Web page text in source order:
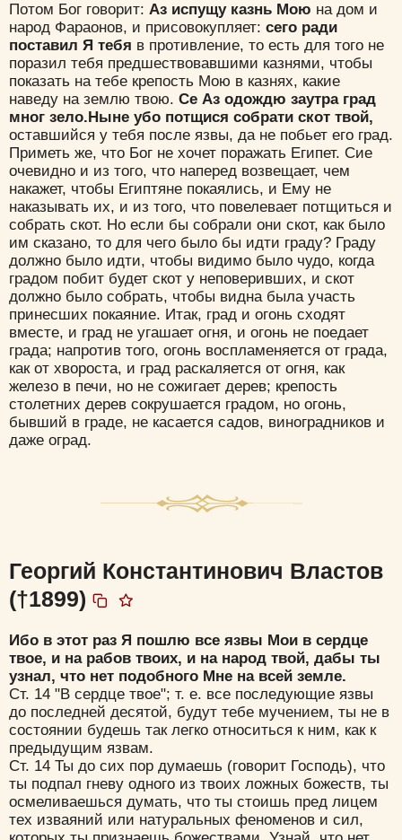
Потом Бог говорит: Аз испущу казнь Мою на дом и
народ Фараонов, и присовокупляет: сего ради
поставил Я тебя в противление, то есть для того не
поразил тебя предшествовавшими казнями, чтобы
показать на тебе крепость Мою в казнях, какие
наведу на землю твою. Се Аз одождю заутра град
мног зело. Ныне убо потщися собрати скот твой,
оставшийся у тебя после язвы, да не побьет его град.
Приметь же, что Бог не хочет поражать Египет. Сие
очевидно и из того, что наперед возвещает, чем
накажет, чтобы Египтяне покаялись, и Ему не
наказывать их, и из того, что повелевает потщиться и
собрать скот. Но если бы собрали они скот, как было
им сказано, то для чего было бы идти граду? Граду
должно было идти, чтобы видимо было чудо, когда
градом побит будет скот у неповеривших, и скот
должно было собрать, чтобы видна была участь
принесших покаяние. Итак, град и огонь сходят
вместе, и град не угашает огня, и огонь не поедает
града; напротив того, огонь воспламеняется от града,
как от хвороста, и град раскаляется от огня, как
железо в печи, но не сожигает дерев; крепость
столетних дерев сокрушается градом, но огонь,
бывший в граде, не касается садов, виноградников и
даже оград.
Георгий Константинович Властов
(†1899)
Ибо в этот раз Я пошлю все язвы Мои в сердце
твое, и на рабов твоих, и на народ твой, дабы ты
узнал, что нет подобного Мне на всей земле.
Ст. 14 "В сердце твое"; т. е. все последующие язвы
до последней десятой, будут тебе мучением, ты не в
состоянии будешь так легко относиться к ним, как к
предыдущим язвам.
Ст. 14 Ты до сих пор думаешь (говорит Господь), что
ты подпал гневу одного из твоих ложных божеств, ты
осмеливаешься думать, что ты стоишь пред лицем
тех изваяний или натуральных феноменов и сил,